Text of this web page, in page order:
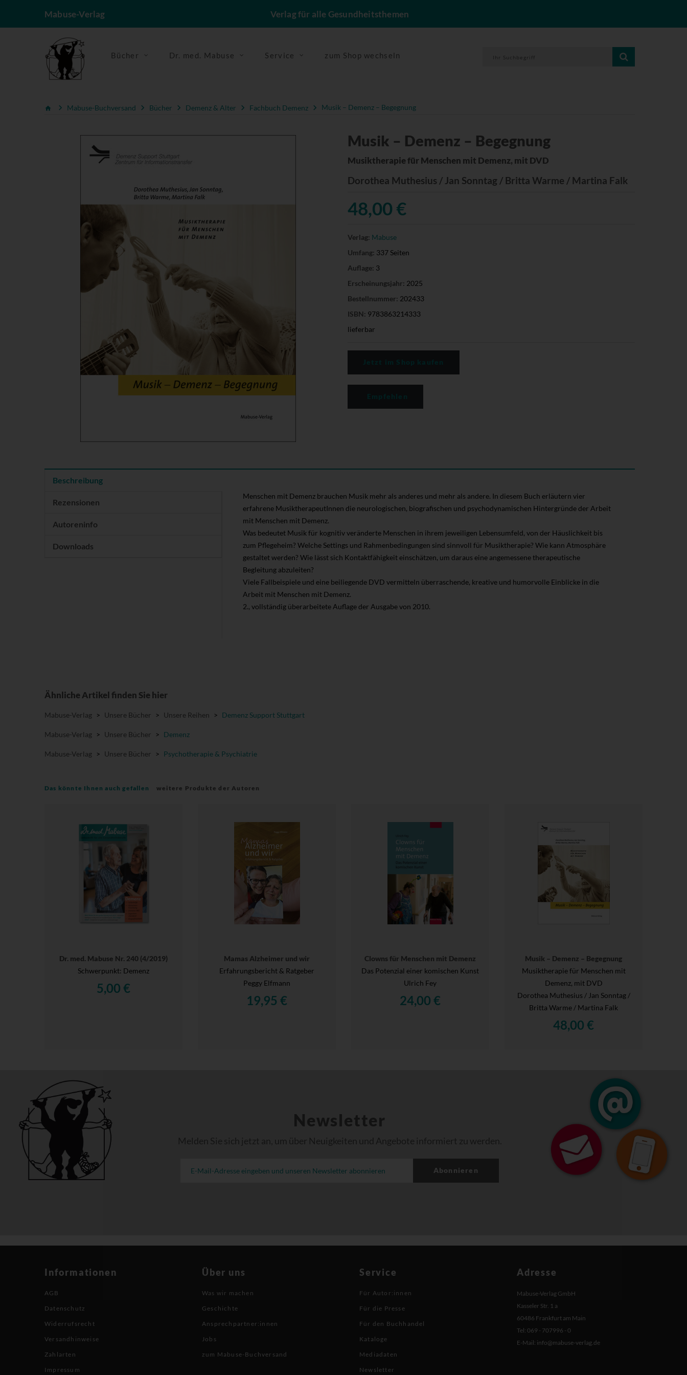
Mabuse-Verlag Verlag für alle Gesundheitsthemen
Bücher Dr. med. Mabuse Service zum Shop wechseln
Mabuse-Buchversand Bücher Demenz & Alter Fachbuch Demenz Musik – Demenz – Begegnung
Musik – Demenz – Begegnung
Musiktherapie für Menschen mit Demenz, mit DVD
Dorothea Muthesius / Jan Sonntag / Britta Warme / Martina Falk
48,00 €
Verlag: Mabuse
Umfang: 337 Seiten
Auflage: 3
Erscheinungsjahr: 2025
Bestellnummer: 202433
ISBN: 9783863214333
lieferbar
Beschreibung
Rezensionen
Autoreninfo
Downloads
Menschen mit Demenz brauchen Musik mehr als anderes und mehr als andere. In diesem Buch erläutern vier
erfahrene MusiktherapeutInnen die neurologischen, biografischen und psychodynamischen Hintergründe der Arbeit
mit Menschen mit Demenz.
Was bedeutet Musik für kognitiv veränderte Menschen in ihrem jeweiligen Lebensumfeld, von der Häuslichkeit bis
zum Pflegeheim? Welche Settings und Rahmenbedingungen sind sinnvoll für Musiktherapie? Wie kann Atmosphäre
gestaltet werden? Wie lässt sich Kontaktfähigkeit einschätzen, um daraus eine angemessene therapeutische
Begleitung abzuleiten?
Viele Fallbeispiele und eine beiliegende DVD vermitteln überraschende, kreative und humorvolle Einblicke in die
Arbeit mit Menschen mit Demenz.
2., vollständig überarbeitete Auflage der Ausgabe von 2010.
Ähnliche Artikel finden Sie hier
Mabuse-Verlag > Unsere Bücher > Unsere Reihen > Demenz Support Stuttgart
Mabuse-Verlag > Unsere Bücher > Demenz
Mabuse-Verlag > Unsere Bücher > Psychotherapie & Psychiatrie
Das könnte Ihnen auch gefallen weitere Produkte der Autoren
Dr. med. Mabuse Nr. 240 (4/2019)
Schwerpunkt: Demenz
5,00 €
Mamas Alzheimer und wir
Erfahrungsbericht & Ratgeber
Peggy Elfmann
19,95 €
Clowns für Menschen mit Demenz
Das Potenzial einer komischen Kunst
Ulrich Fey
24,00 €
Musik – Demenz – Begegnung
Musiktherapie für Menschen mit
Demenz, mit DVD
Dorothea Muthesius / Jan Sonntag /
Britta Warme / Martina Falk
48,00 €
Newsletter
Melden Sie sich jetzt an, um über Neuigkeiten und Angebote informiert zu werden.
Abonnieren
Informationen
AGB
Datenschutz
Widerrufsrecht
Versandhinweise
Zahlarten
Impressum
Über uns
Was wir machen
Geschichte
Ansprechpartner:innen
Jobs
zum Mabuse-Buchversand
Service
Für Autor:innen
Für die Presse
Für den Buchhandel
Kataloge
Mediadaten
Newsletter
Adresse
Mabuse-Verlag GmbH
Kasseler Str. 1 a
60486 Frankfurt am Main
Tel: 069 - 707996 - 0
E-Mail: info@mabuse-verlag.de